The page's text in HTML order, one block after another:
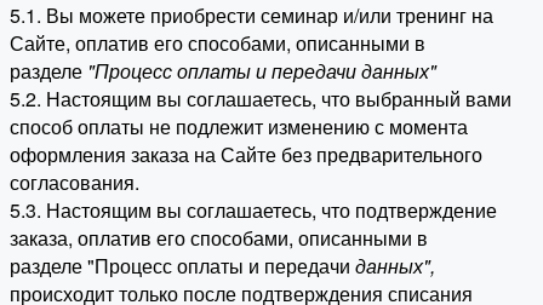
5.1. Вы можете приобрести семинар и/или тренинг на
Сайте, оплатив его способами, описанными в
разделе "Процесс оплаты и передачи данных"
5.2. Настоящим вы соглашаетесь, что выбранный вами
способ оплаты не подлежит изменению с момента
оформления заказа на Сайте без предварительного
согласования.
5.3. Настоящим вы соглашаетесь, что подтверждение
заказа, оплатив его способами, описанными в
разделе "Процесс оплаты и передачи данных",
происходит только после подтверждения списания